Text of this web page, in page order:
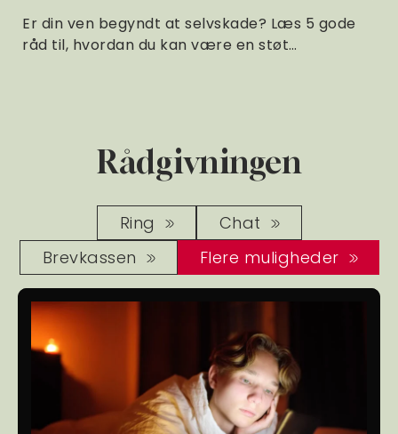
Er din ven begyndt at selvskade? Læs 5 gode
råd til, hvordan du kan være en støt…
Rådgivningen
Ring
Chat
Brevkassen
Flere muligheder